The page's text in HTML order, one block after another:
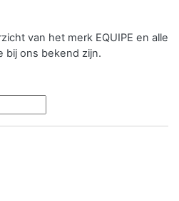
van het merk EQUIPE en alle
bij ons bekend zijn.